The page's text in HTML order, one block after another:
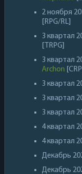
2 ноября
[RPG/RL]
3 квартал
[TRPG]
3 квартал
Archon
3 квартал
3 квартал
3 квартал
4 квартал
4 квартал
Декабрь
Декабрь